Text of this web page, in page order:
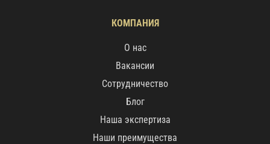
КОМПАНИЯ
О нас
Вакансии
Сотрудничество
Блог
Наша экспертиза
Наши преимущества